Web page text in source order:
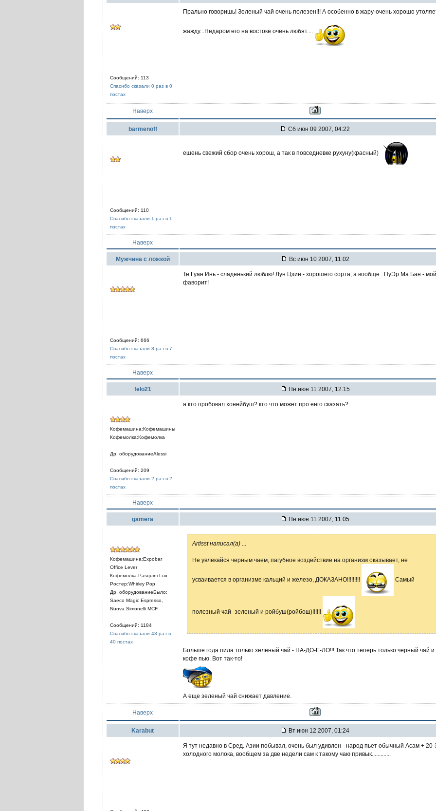
Сообщений: 113
Спасибо сказали 0 раз в 0
постах
Прально говоришь! Зеленый чай очень полезен!!! А особенно в жару-очень хорошо
жажду...Недаром его на востоке очень любят....
Наверх
barmenoff Сб июн 09 2007, 04:22
Сообщений: 110
Спасибо сказали 1 раз в 1
постах
ешень свежий сбор очень хорош, а так в повседневке рухуну(красный)
Наверх
Мужчина с ложкой Вс июн 10 2007, 11:02
Сообщений: 666
Спасибо сказали 8 раз в 7
постах
Те Гуан Инь - сладенький люблю! Лун Цзин - хорошего сорта, а вообще : ПуЭр Ма Бан - мой
фаворит!
Наверх
felo21 Пн июн 11 2007, 12:15
Кофемашина:Кофемашины
Кофемолка:Кофемолка
Др. оборудованиеAlessi
Сообщений: 209
Спасибо сказали 2 раз в 2
постах
а кто пробовал хонейбуш? кто что может про енго сказать?
Наверх
gamera Пн июн 11 2007, 11:05
Кофемашина:Expobar
Office Lever
Кофемолка:Pasquini Lux
Ростер:Whirley Pop
Др. оборудованиеБыло:
Saeco Magic Espresso,
Nuova Simonelli MCF
Сообщений: 1184
Спасибо сказали 43 раз в
40 постах
Artisst написал(а)
Не увлекайся черным чаем, пагубное воздействие на организм оказывает, не
усваивается в организме кальций и железо, ДОКАЗАНО!!!!!!!!! Самый
полезный чай- зеленый и ройбуш(ройбош)!!!!!!
Больше года пила только зеленый чай - НА-ДО-Е-ЛО!!! Так что теперь только черный чай и
кофе пью. Вот так-то!
А еще зеленый чай снижает давление.
Наверх
Karabut Вт июн 12 2007, 01:24
Я тут недавно в Сред. Азии побывал, очень был удивлен - народ пьет обычный Асам + 20-
холодного молока, вообщем за две недели сам к такому чаю привык.............